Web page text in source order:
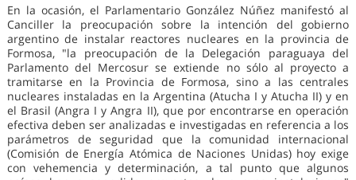
En la ocasión, el Parlamentario González Núñez manifestó al
Canciller la preocupación sobre la intención del gobierno
argentino de instalar reactores nucleares en la provincia de
Formosa, "la preocupación de la Delegación paraguaya del
Parlamento del Mercosur se extiende no sólo al proyecto a
tramitarse en la Provincia de Formosa, sino a las centrales
nucleares instaladas en la Argentina (Atucha I y Atucha II) y en
el Brasil (Angra I y Angra II), que por encontrarse en operación
efectiva deben ser analizadas e investigadas en referencia a los
parámetros de seguridad que la comunidad internacional
(Comisión de Energía Atómica de Naciones Unidas) hoy exige
con vehemencia y determinación, a tal punto que algunos